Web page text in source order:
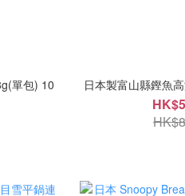
單包) 10